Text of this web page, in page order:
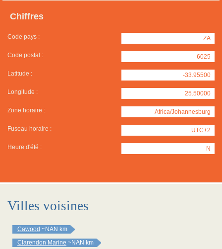
Chiffres
Code pays : ZA
Code postal : 6025
Latitude : -33.95500
Longitude : 25.50000
Zone horaire : Africa/Johannesburg
Fuseau horaire : UTC+2
Heure d'été : N
Villes voisines
Cawood ~NAN km
Clarendon Marine ~NAN km